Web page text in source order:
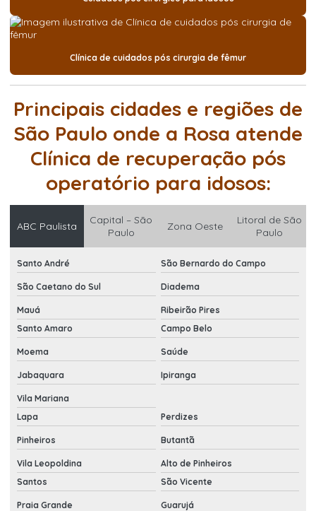
Clínica de cuidados pós cirurgia de fêmur
Principais cidades e regiões de
São Paulo onde a Rosa atende
Clínica de recuperação pós
operatório para idosos:
ABC Paulista
Capital – São
Paulo
Zona Oeste
Litoral de São
Paulo
Santo André São Bernardo do Campo
São Caetano do Sul Diadema
Mauá
Ribeirão Pires
Santo Amaro
Campo Belo
Moema Saúde
Jabaquara Ipiranga
Vila Mariana
Lapa
Perdizes
Pinheiros Butantã
Vila Leopoldina
Alto de Pinheiros
Santos
São Vicente
Praia Grande Guarujá